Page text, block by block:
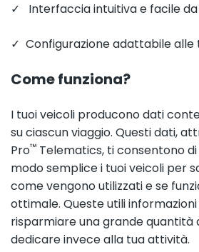
✓ Interfaccia intuitiva e facile da
✓ Configurazione adattabile alle
Come funziona?
I tuoi veicoli producono dati
su ciascun viaggio. Questi dati,
Pro™ Telematics, ti consentono
modo semplice i tuoi veicoli per
come vengono utilizzati e se
ottimale. Queste utili
risparmiare una grande quantità
dedicare invece alla tua attività.